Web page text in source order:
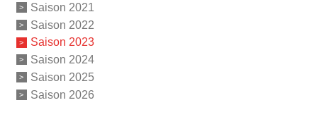
Saison 2021
Saison 2022
Saison 2023
Saison 2024
Saison 2025
Saison 2026